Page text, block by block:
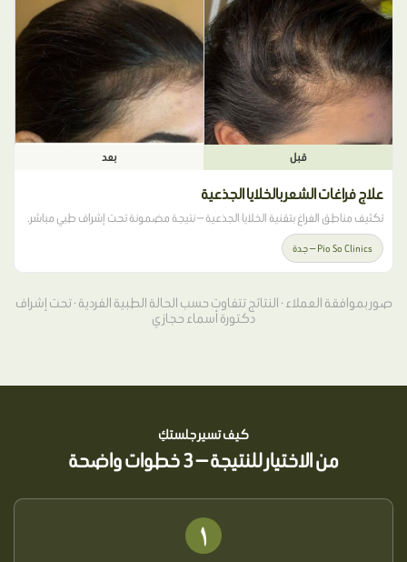
قبل بعد
علاج فراغات الشعر بالخلايا الجذعية
تكثيف مناطق الفراغ بتقنية الخلايا الجذعية — نتيجة مضمونة تحت إشراف طبي مباشر.
Pio So Clinics — جدة
صور بموافقة العملاء · النتائج تتفاوت حسب الحالة الطبية الفردية · تحت إشراف
دكتورة أسماء حجازي
كيف تسير جلستكِ
من الاختيار للنتيجة — 3 خطوات واضحة
١